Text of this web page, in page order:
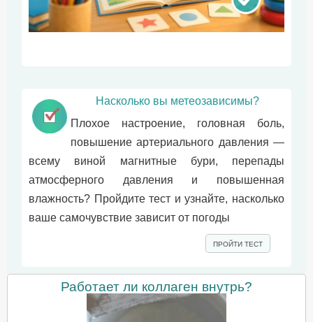
Насколько вы метеозависимы?
Плохое настроение, головная боль,
повышение артериального давления —
всему виной магнитные бури, перепады
атмосферного давления и повышенная
влажность? Пройдите тест и узнайте, насколько
ваше самочувствие зависит от погоды
ПРОЙТИ ТЕСТ
Работает ли коллаген внутрь?